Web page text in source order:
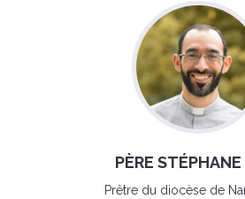
PÈRE
Prêtre du diocèse de